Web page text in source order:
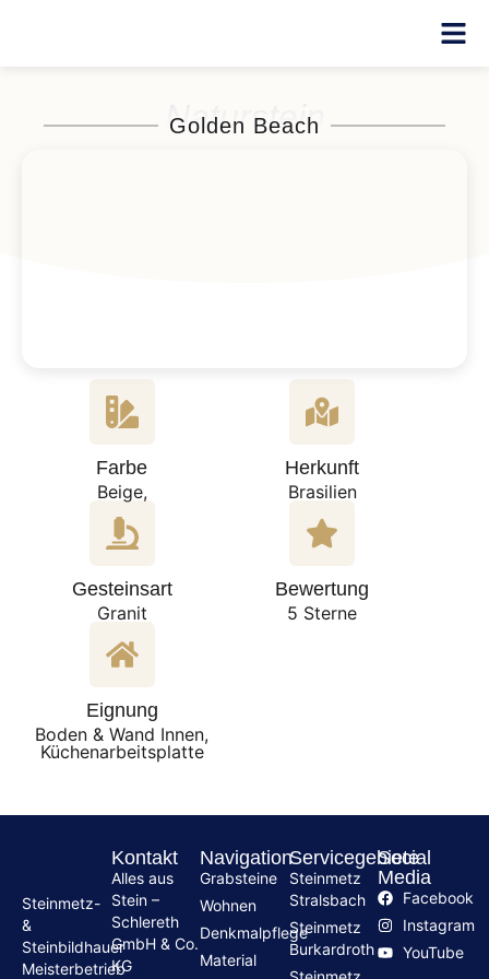
Naturstein
Golden Beach
Farbe
Beige,
Herkunft
Brasilien
Gesteinsart
Granit
Bewertung
5 Sterne
Eignung
Boden & Wand Innen,
Küchenarbeitsplatte
Steinmetz-
&
Steinbildhauer
Meisterbetrieb
Kontakt
Alles aus
Stein –
Schlereth
GmbH & Co.
KG
Navigation
Grabsteine
Wohnen
Denkmalpflege
Material
Servicegebiete
Steinmetz
Stralsbach
Steinmetz
Burkardroth
Social
Media
Facebook
Instagram
YouTube